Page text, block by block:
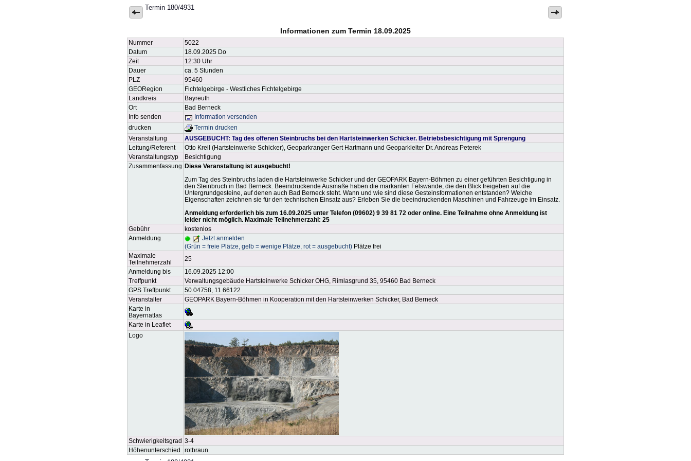
Termin 180/4931
Informationen zum Termin 18.09.2025
Nummer
5022
Datum
18.09.2025 Do
Zeit
12:30 Uhr
Dauer
ca. 5 Stunden
PLZ
95460
GEORegion
Fichtelgebirge - Westliches Fichtelgebirge
Landkreis
Bayreuth
Ort
Bad Berneck
Info senden
Information versenden
drucken
Termin drucken
Veranstaltung
AUSGEBUCHT: Tag des offenen Steinbruchs bei den Hartsteinwerken Schicker. Betriebsbesichtigung mit Sprengung
Leitung/Referent
Otto Kreil (Hartsteinwerke Schicker), Geoparkranger Gert Hartmann und Geoparkleiter Dr. Andreas Peterek
Veranstaltungstyp
Besichtigung
Zusammenfassung Diese Veranstaltung ist ausgebucht!
Zum Tag des Steinbruchs laden die Hartsteinwerke Schicker und der GEOPARK Bayern-Böhmen zu einer geführten Besichtigung in
den Steinbruch in Bad Berneck. Beeindruckende Ausmaße haben die markanten Felswände, die den Blick freigeben auf die
Untergrundgesteine, auf denen auch Bad Berneck steht. Wann und wie sind diese Gesteinsformationen entstanden? Welche
Eigenschaften zeichnen sie für den technischen Einsatz aus? Erleben Sie die beeindruckenden Maschinen und Fahrzeuge im Einsatz.
Anmeldung erforderlich bis zum 16.09.2025 unter Telefon (09602) 9 39 81 72 oder online. Eine Teilnahme ohne Anmeldung ist
leider nicht möglich. Maximale Teilnehmerzahl: 25
Gebühr
kostenlos
Anmeldung
Jetzt anmelden
(Grün = freie Plätze, gelb = wenige Plätze, rot = ausgebucht) Plätze frei
Maximale
Teilnehmerzahl
25
Anmeldung bis
16.09.2025 12:00
Treffpunkt
Verwaltungsgebäude Hartsteinwerke Schicker OHG, Rimlasgrund 35, 95460 Bad Berneck
GPS Treffpunkt
50.04758, 11.66122
Veranstalter
GEOPARK Bayern-Böhmen in Kooperation mit den Hartsteinwerken Schicker, Bad Berneck
Karte in
Bayernatlas
Karte in Leaflet
Logo
Schwierigkeitsgrad 3-4
Höhenunterschied
rotbraun